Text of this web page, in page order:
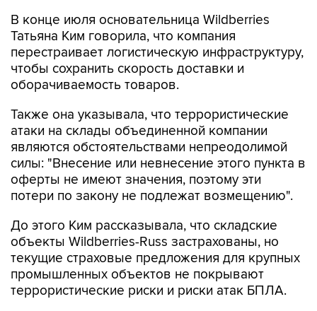
В конце июля основательница Wildberries
Татьяна Ким говорила, что компания
перестраивает логистическую инфраструктуру,
чтобы сохранить скорость доставки и
оборачиваемость товаров.
Также она указывала, что террористические
атаки на склады объединенной компании
являются обстоятельствами непреодолимой
силы: "Внесение или невнесение этого пункта в
оферты не имеют значения, поэтому эти
потери по закону не подлежат возмещению".
До этого Ким рассказывала, что складские
объекты Wildberries-Russ застрахованы, но
текущие страховые предложения для крупных
промышленных объектов не покрывают
террористические риски и риски атак БПЛА.